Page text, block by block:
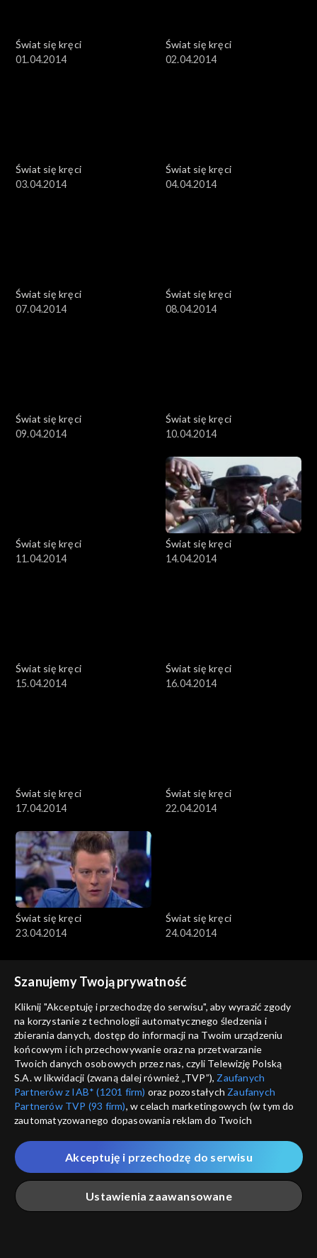
Świat się kręci
01.04.2014
Świat się kręci
02.04.2014
Świat się kręci
03.04.2014
Świat się kręci
04.04.2014
Świat się kręci
07.04.2014
Świat się kręci
08.04.2014
Świat się kręci
09.04.2014
Świat się kręci
10.04.2014
Świat się kręci
11.04.2014
Świat się kręci
14.04.2014
Świat się kręci
15.04.2014
Świat się kręci
16.04.2014
Świat się kręci
17.04.2014
Świat się kręci
22.04.2014
Świat się kręci
23.04.2014
Świat się kręci
24.04.2014
Świat się kręci
25.04.2014
Świat się kręci
28.04.2014
Świat się kręci
29.04.2014
Świat się kręci
30.04.2014
Szanujemy Twoją prywatność
Kliknij "Akceptuję i przechodzę do serwisu", aby wyrazić zgody
na korzystanie z technologii automatycznego śledzenia i
zbierania danych, dostęp do informacji na Twoim urządzeniu
końcowym i ich przechowywanie oraz na przetwarzanie
Twoich danych osobowych przez nas, czyli Telewizję Polską
S.A. w likwidacji (zwaną dalej również „TVP”), Zaufanych
Partnerów z IAB* (1201 firm) oraz pozostałych Zaufanych
Partnerów TVP (93 firm), w celach marketingowych (w tym do
zautomatyzowanego dopasowania reklam do Twoich
które wskazujemy poniżej, a także zgody na udostępnianie
przez nas identyfikatora PPID do Google.
Twoje dane osobowe zbierane podczas odwiedzania przez
Ciebie naszych
poszczególnych serwisówzwanych dalej
„Portalem”, w tym informacje zapisywane za pomocą
Ustawienia zaawansowane
Akceptuję i przechodzę do serwisu